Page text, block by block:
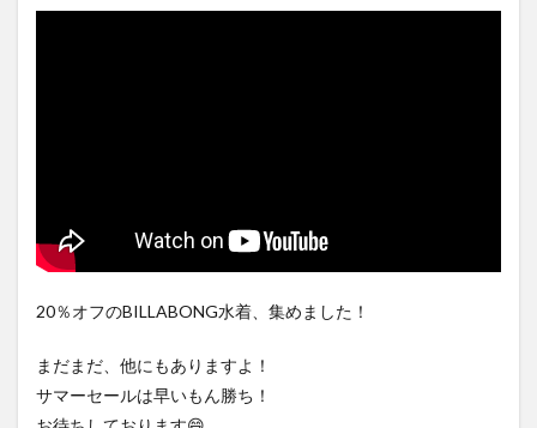
20％オフのBILLABONG水着、集めました！
まだまだ、他にもありますよ！
サマーセールは早いもん勝ち！